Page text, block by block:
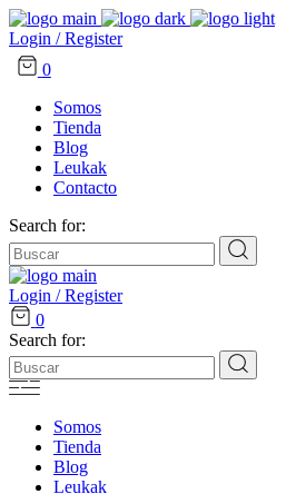
Login / Register
0
Somos
Tienda
Blog
Leukak
Contacto
Search for:
Login / Register
0
Search for:
Somos
Tienda
Blog
Leukak